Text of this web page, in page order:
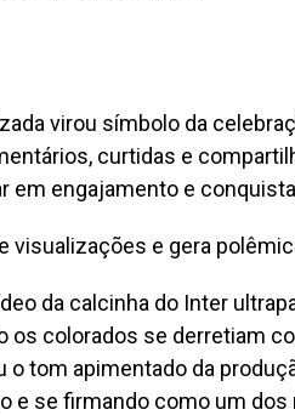
virou símbolo da
curtidas e
em engajamento e
visualizações e gera
da calcinha do Inter
os colorados se derretiam
tom apimentado da
e se firmando como um